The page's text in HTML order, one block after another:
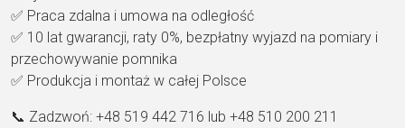
✅ Praca zdalna i umowa na odległość
✅ 10 lat gwarancji, raty 0%, bezpłatny wyjazd na pomiary i
przechowywanie pomnika
✅ Produkcja i montaż w całej Polsce
📞 Zadzwoń: +48 519 442 716 lub +48 510 200 211